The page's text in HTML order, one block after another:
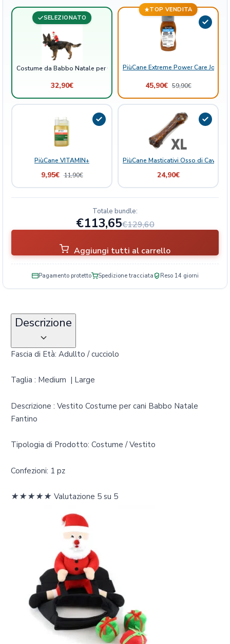
a
n
SELEZIONATO
Costume da Babbo Natale per Cani
32,90€
TOP VENDITA
PiùCane Extreme Power Care Joint
45,90€ 59,90€
PiùCane VITAMIN+
9,95€ 11,90€
PiùCane Masticativi Osso di Cavallo
24,90€
Totale bundle:
€113,65€129,60
Aggiungi tutti al carrello
Pagamento protetto Spedizione tracciata Reso 14 giorni
Descrizione
Fascia di Età: Adullto / cucciolo
Taglia : Medium | Large
Descrizione : Vestito Costume per cani Babbo Natale
Fantino
Tipologia di Prodotto: Costume / Vestito
Confezioni: 1 pz
★★★★★ Valutazione 5 su 5